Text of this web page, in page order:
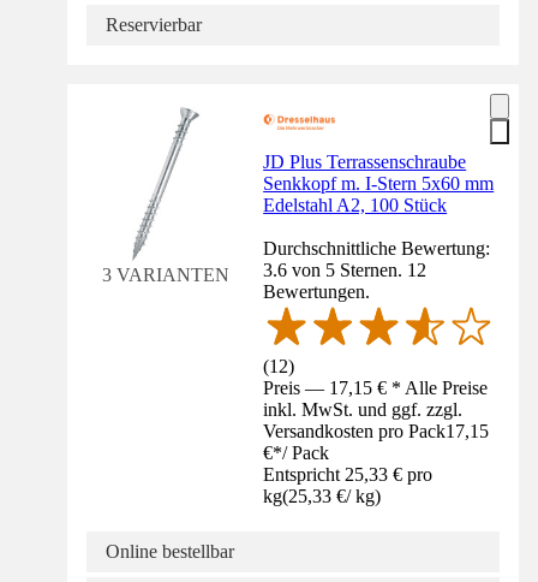
Reservierbar
3 VARIANTEN
JD Plus Terrassenschraube
Senkkopf m. I-Stern 5x60 mm
Edelstahl A2, 100 Stück
Durchschnittliche Bewertung:
3.6 von 5 Sternen. 12
Bewertungen.
(12)
Preis — 17,15 € * Alle Preise
inkl. MwSt. und ggf. zzgl.
Versandkosten pro Pack17,15
€*/ Pack
Entspricht 25,33 € pro
kg(25,33 €/ kg)
Online bestellbar